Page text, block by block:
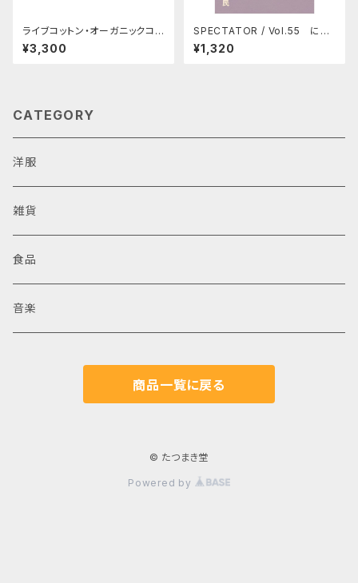
ライブコットン・オーガニックコッ
トン二重織レッグウォーマー（55
cm）
¥3,300
SPECTATOR / Vol.55 にっ
ぽんの漂泊民
¥1,320
CATEGORY
洋服
雑貨
食品
音楽
商品一覧に戻る
© たつまき堂
Powered by